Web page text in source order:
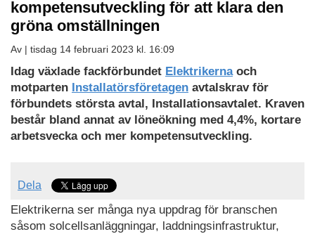
kompetensutveckling för att klara den
gröna omställningen
Av | tisdag 14 februari 2023 kl. 16:09
Idag växlade fackförbundet Elektrikernaoch
motparten Installatörsföretagen avtalskrav för
förbundets största avtal, Installationsavtalet. Kraven
består bland annat av löneökning med 4,4%, kortare
arbetsvecka och mer kompetensutveckling.
Dela
Elektrikerna ser många nya uppdrag för branschen
såsom solcellsanläggningar, laddningsinfrastruktur,